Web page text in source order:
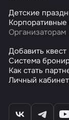
Детские
Организаторам
Добавить квест
Система
Как стать
Личный